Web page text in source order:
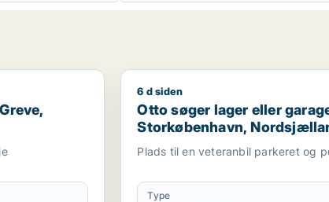
Solrød eller Roskilde m.fl.Otto søger lager eller garage
6 d siden
Otto søger lager eller
Storkøbenhavn,
Sjælland
Plads til en veteranbil parkeret og
Type